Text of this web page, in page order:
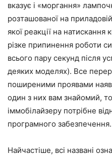
вказує і «моргання»
розташованої на
якої реакції на
різке припинення роботи
всього пару секунд після
деяких моделях). Все
поширеними проявами
один з них вам знайомий,
іммобілайзеру потрібне
програмного забезпечення.
Найчастіше, всі названі